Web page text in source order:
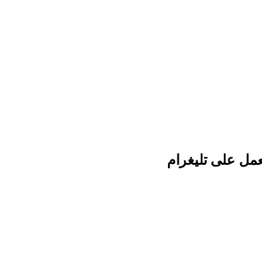
على تليغرام